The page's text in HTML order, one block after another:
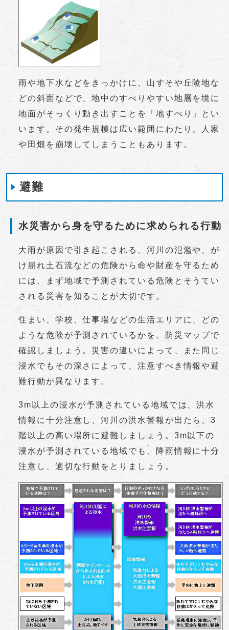
雨や地下水などをきっかけに、山すそや丘陵地な
どの斜面などで、地中のすべりやすい地層を境に
地面がそっくり動き出すことを「地すべり」とい
います。その発生規模は広い範囲にわたり、人家
や田畑を崩壊してしまうこともあります。
避難
水災害から身を守るために求められる行動
大雨が原因で引き起こされる、河川の氾濫や、が
け崩れ土石流などの危険から命や財産を守るため
には、まず地域で予測されている危険とそうてい
される災害を知ることが大切です。
住まい、学校、仕事場などの生活エリアに、どの
ような危険が予測されているかを、防災マップで
確認しましょう。災害の違いによって、また同じ
浸水でもその深さによって、注意すべき情報や避
難行動が異なります。
3m以上の浸水が予測されている地域では、洪水
情報に十分注意し、河川の洪水警報が出たら、3
階以上の高い場所に避難しましょう。3m以下の
浸水が予測されている地域でも、降雨情報に十分
注意し、適切な行動をとりましょう。